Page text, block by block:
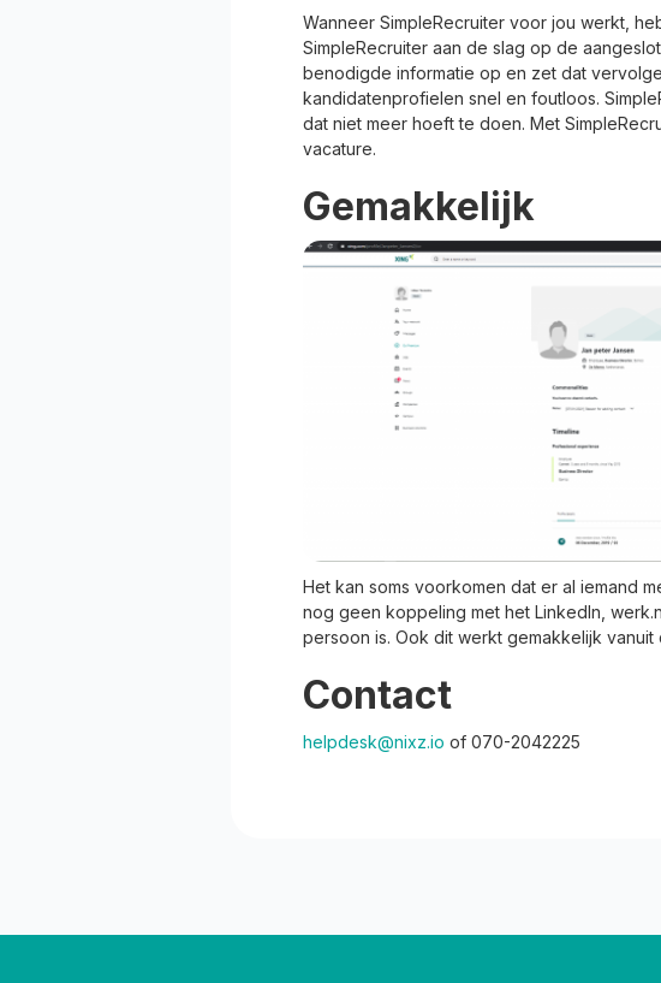
Wanneer SimpleRecruiter voor jou werkt,
SimpleRecruiter aan de slag op de
benodigde informatie op en zet dat
kandidatenprofielen snel en foutloos.
dat niet meer hoeft te doen. Met
vacature.
Gemakkelijk
Het kan soms voorkomen dat er al iemand
nog geen koppeling met het LinkedIn,
persoon is. Ook dit werkt gemakkelijk
Contact
helpdesk@nixz.io of 070-2042225